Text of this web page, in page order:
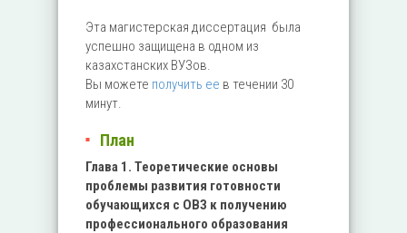
Эта магистерская диссертация была
успешно защищена в одном из
казахстанских ВУЗов.
Вы можете получить ее в течении 30
минут.
План
Глава 1. Теоретические основы
проблемы развития готовности
обучающихся с ОВЗ к получению
профессионального образования